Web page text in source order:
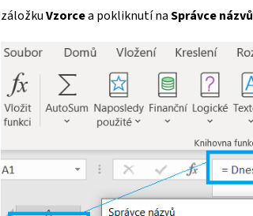
záložkuVzorcea pokliknutí naSprávce názvů